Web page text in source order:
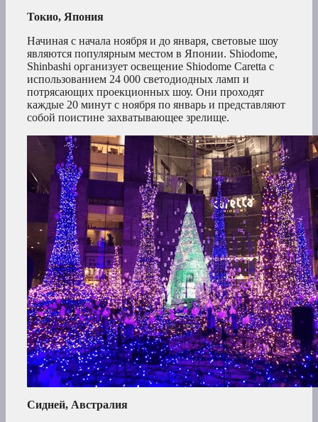
Токио, Япония
Начиная с начала ноября и до января, световые шоу
являются популярным местом в Японии. Shiodome,
Shinbashi организует освещение Shiodome Caretta с
использованием 24 000 светодиодных ламп и
потрясающих проекционных шоу. Они проходят
каждые 20 минут с ноября по январь и представляют
собой поистине захватывающее зрелище.
Сидней, Австралия